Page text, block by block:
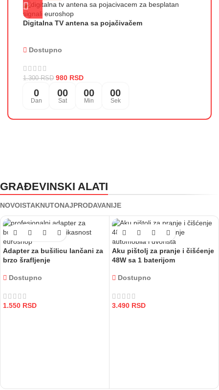
Digitalna TV antena sa pojačivačem
Dostupno
1.300RSD 980 RSD
0
Dan
00
Sat
00
Min
00
Sek
i Pribor
GRAĐEVINSKI ALATI
NOVOISTAKNUTONAJPRODAVANIJE
Adapter za bušilicu lančani za
brzo šrafljenje
Dostupno
1.550 RSD
Aku pištolj za pranje i čišćenje
48W sa 1 baterijom
Dostupno
3.490 RSD